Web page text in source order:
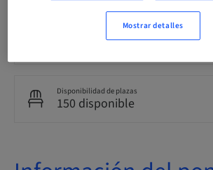
Marketing
Disponibilidad de plazas
150 disponible
Mostrar detalles